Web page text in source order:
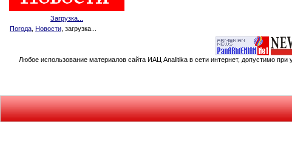
Загрузка...
Погода Новости , загрузка...
Любое использование материалов сайта ИАЦ Analitika в сети интернет, допустимо